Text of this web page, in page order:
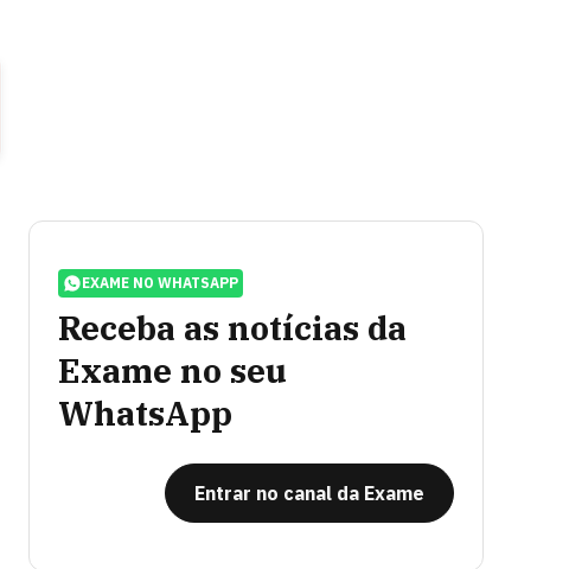
EXAME NO WHATSAPP
Receba as notícias da
Exame no seu
WhatsApp
Entrar no canal da Exame